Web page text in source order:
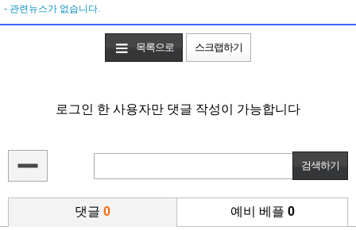
- 관련뉴스가 없습니다.
목록으로 스크랩하기
로그인 한 사용자만 댓글 작성이 가능합니다
댓글 0 예비 베플 0